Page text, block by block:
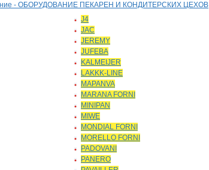
- ОБОРУДОВАНИЕ ПЕКАРЕН И КОНДИТЕРСКИХ ЦЕХОВ
J4
JAC
JEREMY
JUFEBA
KALMEIJER
LAKKK-LINE
MAPANVA
MARANA FORNI
MINIPAN
MIWE
MONDIAL FORNI
MORELLO FORNI
PADOVANI
PANERO